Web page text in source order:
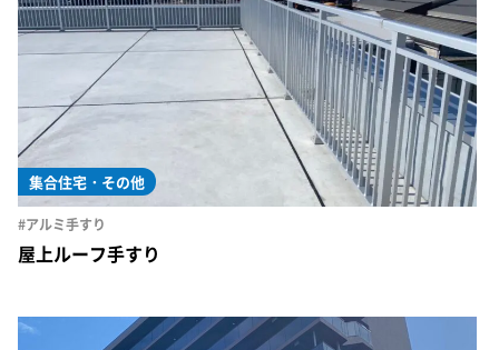
集合住宅・その他
#アルミ手すり
屋上ルーフ手すり